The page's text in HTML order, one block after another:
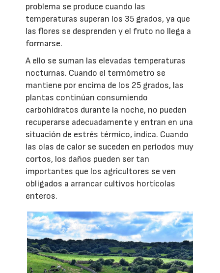
problema se produce cuando las
temperaturas superan los 35 grados, ya que
las flores se desprenden y el fruto no llega a
formarse.
A ello se suman las elevadas temperaturas
nocturnas. Cuando el termómetro se
mantiene por encima de los 25 grados, las
plantas continúan consumiendo
carbohidratos durante la noche, no pueden
recuperarse adecuadamente y entran en una
situación de estrés térmico, indica. Cuando
las olas de calor se suceden en periodos muy
cortos, los daños pueden ser tan
importantes que los agricultores se ven
obligados a arrancar cultivos hortícolas
enteros.